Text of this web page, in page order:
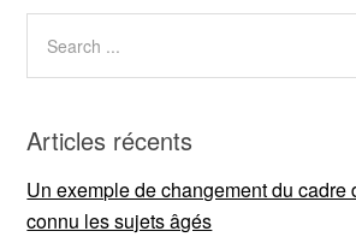
Articles récents
Un exemple de changement du cadre
connu les sujets âgés